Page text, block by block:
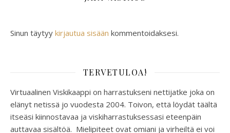
Sinun täytyy kirjautua sisään kommentoidaksesi.
TERVETULOA!
Virtuaalinen Viskikaappi on harrastukseni nettijatke joka on
elänyt netissä jo vuodesta 2004. Toivon, että löydät täältä
itseäsi kiinnostavaa ja viskiharrastuksessasi eteenpäin
auttavaa sisältöä. Mielipiteet ovat omiani ja virheiltä ei voi